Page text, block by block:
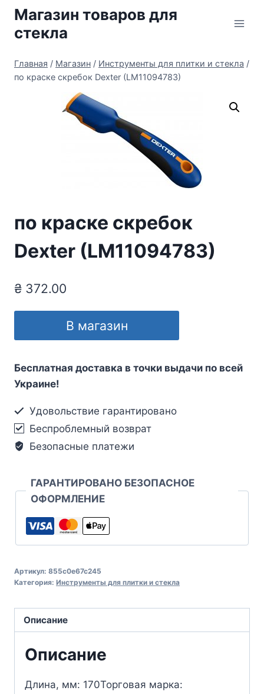
Перейти
содержимому
Магазин товаров для
стекла
Главная / Магазин / Инструменты для плитки и стекла /
по краске скребок Dexter (LM11094783)
по краске скребок
Dexter (LM11094783)
₴ 372.00
В магазин
Бесплатная доставка в точки выдачи по всей
Украине!
Удовольствие гарантировано
Беспроблемный возврат
Безопасные платежи
ГАРАНТИРОВАНО БЕЗОПАСНОЕ
ОФОРМЛЕНИЕ
Артикул: 855c0e67c245
Категория: Инструменты для плитки и стекла
Описание
Описание
Длина, мм: 170Торговая марка: